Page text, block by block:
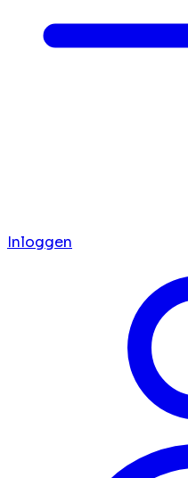
Inloggen